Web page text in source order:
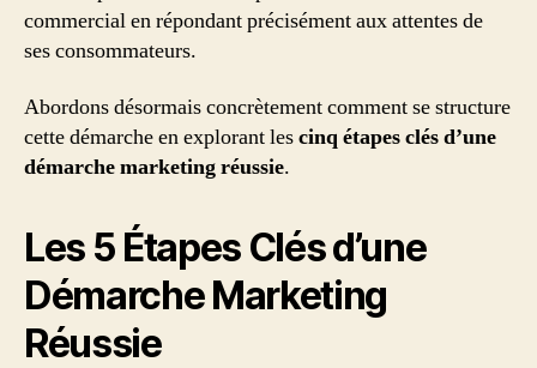
commercial en répondant précisément aux attentes de
ses consommateurs.
Abordons désormais concrètement comment se structure
cette démarche en explorant lescinq étapes clés d’une
démarche marketing réussie.
Les 5 Étapes Clés d’une
Démarche Marketing
Réussie